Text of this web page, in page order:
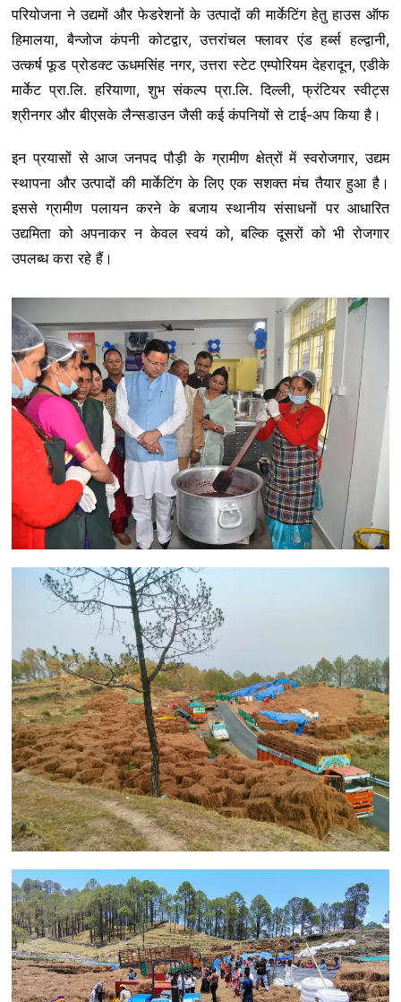
परियोजना ने उद्यमों और फेडरेशनों के उत्पादों की मार्केटिंग हेतु हाउस ऑफ
हिमालया, बैन्जोज कंपनी कोटद्वार, उत्तरांचल फ्लावर एंड हर्ब्स हल्द्वानी,
उत्कर्ष फूड प्रोडक्ट ऊधमसिंह नगर, उत्तरा स्टेट एम्पोरियम देहरादून, एडीके
मार्केट प्रा.लि. हरियाणा, शुभ संकल्प प्रा.लि. दिल्ली, फ्रंटियर स्वीट्स
श्रीनगर और बीएसके लैन्सडाउन जैसी कई कंपनियों से टाई-अप किया है।
इन प्रयासों से आज जनपद पौड़ी के ग्रामीण क्षेत्रों में स्वरोजगार, उद्यम
स्थापना और उत्पादों की मार्केटिंग के लिए एक सशक्त मंच तैयार हुआ है।
इससे ग्रामीण पलायन करने के बजाय स्थानीय संसाधनों पर आधारित
उद्यमिता को अपनाकर न केवल स्वयं को, बल्कि दूसरों को भी रोजगार
उपलब्ध करा रहे हैं।